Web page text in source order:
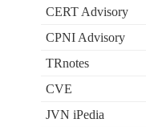
CERT Advisory
CPNI Advisory
TRnotes
CVE
JVN iPedia